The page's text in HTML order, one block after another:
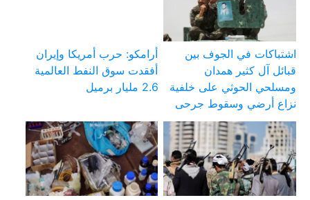
اشتباكات في الجوف بين
قبائل آل كثير همدان
ومسلحي الحوثي على خلفية
نزاع أرضي وسقوط جرحى
أرامكو: حرب أمريكا وإيران
أفقدت سوق النفط العالمية
2.6 مليار برميل